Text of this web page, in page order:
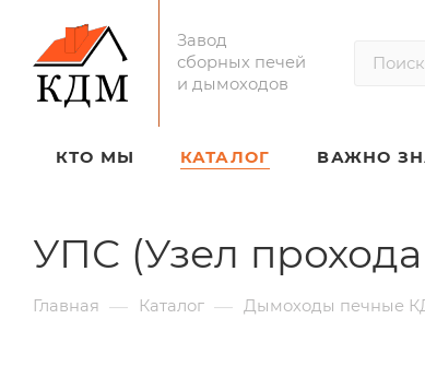
Завод
сборных печей
и дымоходов
КТО МЫ КАТАЛОГ ВАЖНО
УПС (Узел
Главная — Каталог — Дымоходы печные